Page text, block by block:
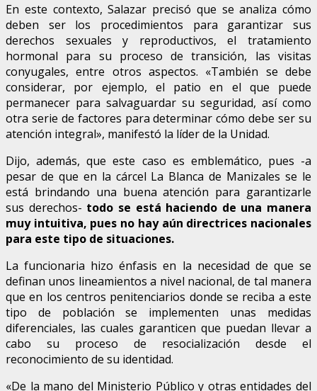
En este contexto, Salazar precisó que se analiza cómo
deben ser los procedimientos para garantizar sus
derechos sexuales y reproductivos, el tratamiento
hormonal para su proceso de transición, las visitas
conyugales, entre otros aspectos. «También se debe
considerar, por ejemplo, el patio en el que puede
permanecer para salvaguardar su seguridad, así como
otra serie de factores para determinar cómo debe ser su
atención integral», manifestó la líder de la Unidad.
Dijo, además, que este caso es emblemático, pues -a
pesar de que en la cárcel La Blanca de Manizales se le
está brindando una buena atención para garantizarle
sus derechos- todo se está haciendo de una manera
muy intuitiva, pues no hay aún directrices nacionales
para este tipo de situaciones.
La funcionaria hizo énfasis en la necesidad de que se
definan unos lineamientos a nivel nacional, de tal manera
que en los centros penitenciarios donde se reciba a este
tipo de población se implementen unas medidas
diferenciales, las cuales garanticen que puedan llevar a
cabo su proceso de resocialización desde el
reconocimiento de su identidad.
«De la mano del Ministerio Público y otras entidades del